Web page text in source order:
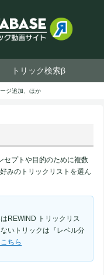
トリック検索β
ジ追加、ほか
セプトや目的のために複数
みのトリックリストを選ん
REWIND トリックリス
いトリックは『レベル分
ちら